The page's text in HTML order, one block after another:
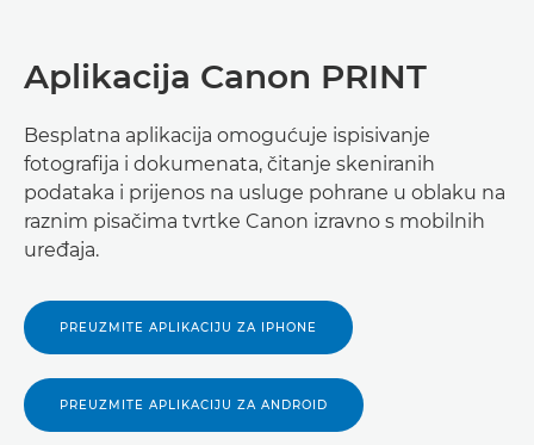
Aplikacija Canon PRINT
Besplatna aplikacija omogućuje ispisivanje
fotografija i dokumenata, čitanje skeniranih
podataka i prijenos na usluge pohrane u oblaku na
raznim pisačima tvrtke Canon izravno s mobilnih
uređaja.
PREUZMITE APLIKACIJU ZA IPHONE
PREUZMITE APLIKACIJU ZA ANDROID